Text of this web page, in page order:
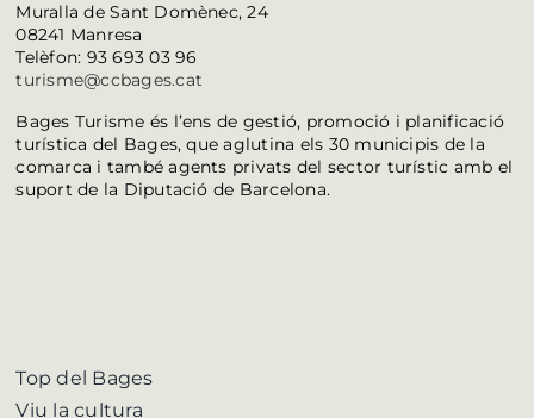
Muralla de Sant Domènec, 24
08241 Manresa
Telèfon: 93 693 03 96
turisme@ccbages.cat
Bages Turisme és l’ens de gestió, promoció i planificació
turística del Bages, que aglutina els 30 municipis de la
comarca i també agents privats del sector turístic amb el
suport de la Diputació de Barcelona.
Top del Bages
Viu la cultura